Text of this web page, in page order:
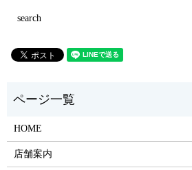
search
HOME
店舗案内